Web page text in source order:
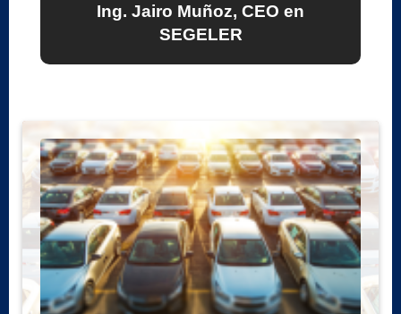
Ing. Jairo Muñoz, CEO en
SEGELER